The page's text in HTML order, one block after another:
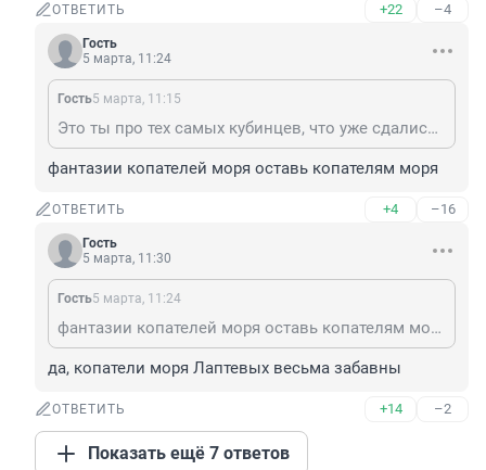
ОТВЕТИТЬ +22 –4
Гость
5 марта, 11:24
Гость5 марта, 11:15
Это ты про тех самых кубинцев, что уже сдались коммунякам?
фантазии копателей моря оставь копателям моря
ОТВЕТИТЬ +4 –16
Гость
5 марта, 11:30
Гость5 марта, 11:24
фантазии копателей моря оставь копателям моря
да, копатели моря Лаптевых весьма забавны
ОТВЕТИТЬ +14 –2
Показать ещё 7 ответов